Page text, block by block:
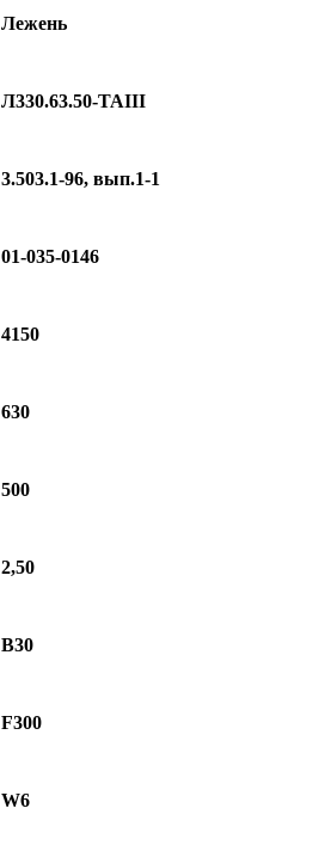
Лежень
Л330.63.50-ТАIII
3.503.1-96, вып.1-1
01-035-0146
4150
630
500
2,50
B30
F300
W6